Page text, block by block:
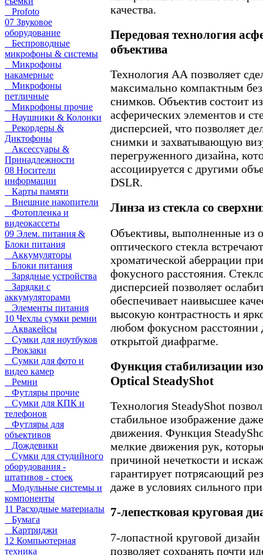
Profoto
07 Звуковое
оборудование
Беспроводные
микрофоны & системы
Микрофоны
накамерные
Микрофоны
петличные
Микрофоны прочие
Наушники & Колонки
Рекордеры &
Диктофоны
Аксессуары &
Принадлежности
08 Носители
информации
Карты памяти
Внешние накопители
Фотопленка и
видеокассеты
09 Элем. питания &
Блоки питания
Аккумуляторы
Блоки питания
Зарядные устройства
Зарядки с
аккумуляторами
Элементы питания
10 Чехлы сумки ремни
Аквакейсы
Сумки для ноутбуков
Рюкзаки
Сумки для фото и
видео камер
Ремни
Футляры прочие
Сумки для КПК и
телефонов
Футляры для
объективов
Дождевики
Сумки для студийного
оборудования -
штативов - стоек
Модульные системы и
компоненты
11 Расходные материалы
Бумага
Картриджи
12 Компьютерная
техника
качества.
Передовая технология
объектива
Технология АА позволяет
максимально компактным
снимков. Объектив состоит
асферических элементов и
дисперсией, что позволяет
снимки и захватывающую
перегруженного дизайна,
ассоциируется с другими
DSLR.
Линза из стекла со
Объективы, выполненные из
оптического стекла
хроматической аберрации
фокусного расстояния.
дисперсией позволяет
обеспечивает наивысшее
высокую контрастность и
любом фокусном расстоянии
открытой диафрагме.
Функция стабилизации
Optical SteadyShot
Технология SteadyShot
стабильное изображение
движения. Функция
мелкие движения рук,
причиной нечеткости и
гарантирует потрясающий
даже в условиях сильного
7-лепестковая круговая
7-лопастной круговой
позволяет сохранять почти